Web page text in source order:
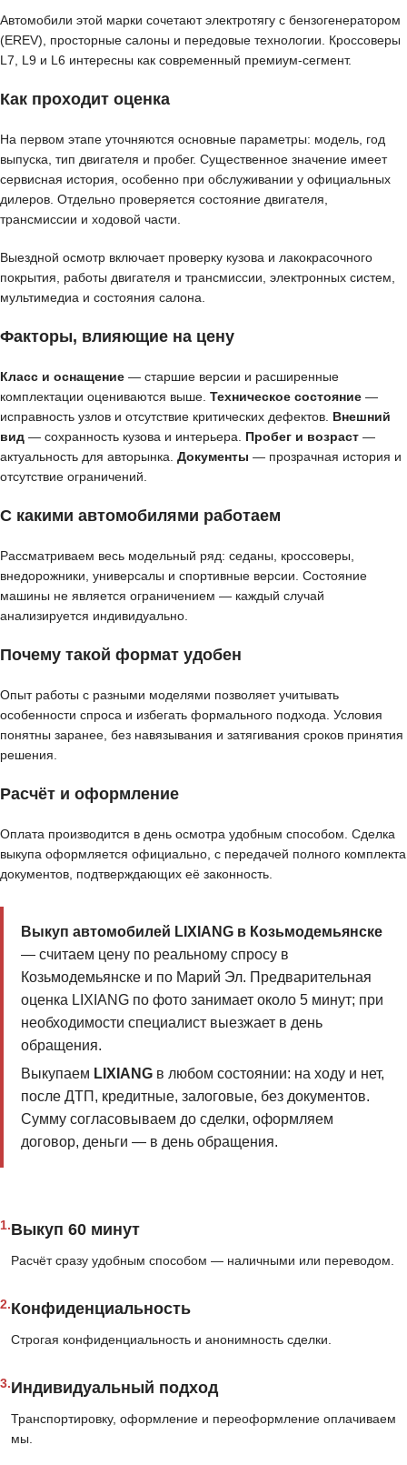
Автомобили этой марки сочетают электротягу с бензогенератором
(EREV), просторные салоны и передовые технологии. Кроссоверы
L7, L9 и L6 интересны как современный премиум-сегмент.
Как проходит оценка
На первом этапе уточняются основные параметры: модель, год
выпуска, тип двигателя и пробег. Существенное значение имеет
сервисная история, особенно при обслуживании у официальных
дилеров. Отдельно проверяется состояние двигателя,
трансмиссии и ходовой части.
Выездной осмотр включает проверку кузова и лакокрасочного
покрытия, работы двигателя и трансмиссии, электронных систем,
мультимедиа и состояния салона.
Факторы, влияющие на цену
Класс и оснащение — старшие версии и расширенные
комплектации оцениваются выше. Техническое состояние —
исправность узлов и отсутствие критических дефектов. Внешний
вид — сохранность кузова и интерьера. Пробег и возраст —
актуальность для авторынка. Документы — прозрачная история и
отсутствие ограничений.
С какими автомобилями работаем
Рассматриваем весь модельный ряд: седаны, кроссоверы,
внедорожники, универсалы и спортивные версии. Состояние
машины не является ограничением — каждый случай
анализируется индивидуально.
Почему такой формат удобен
Опыт работы с разными моделями позволяет учитывать
особенности спроса и избегать формального подхода. Условия
понятны заранее, без навязывания и затягивания сроков принятия
решения.
Расчёт и оформление
Оплата производится в день осмотра удобным способом. Сделка
выкупа оформляется официально, с передачей полного комплекта
документов, подтверждающих её законность.
Выкуп автомобилей LIXIANG в Козьмодемьянске
— считаем цену по реальному спросу в
Козьмодемьянске и по Марий Эл. Предварительная
оценка LIXIANG по фото занимает около 5 минут; при
необходимости специалист выезжает в день
обращения.
Выкупаем LIXIANGв любом состоянии: на ходу и нет,
после ДТП, кредитные, залоговые, без документов.
Сумму согласовываем до сделки, оформляем
договор, деньги — в день обращения.
1.Выкуп 60 минут
Расчёт сразу удобным способом — наличными или переводом.
2.Конфиденциальность
Строгая конфиденциальность и анонимность сделки.
3.Индивидуальный подход
Транспортировку, оформление и переоформление оплачиваем
мы.